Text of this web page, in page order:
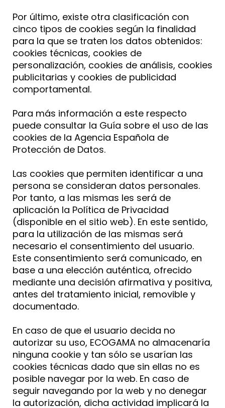
Por último, existe otra clasificación con
cinco tipos de cookies según la finalidad
para la que se traten los datos obtenidos:
cookies técnicas, cookies de
personalización, cookies de análisis, cookies
publicitarias y cookies de publicidad
comportamental.
Para más información a este respecto
puede consultar la Guía sobre el uso de las
cookies de la Agencia Española de
Protección de Datos.
Las cookies que permiten identificar a una
persona se consideran datos personales.
Por tanto, a las mismas les será de
aplicación la Política de Privacidad
(disponible en el sitio web). En este sentido,
para la utilización de las mismas será
necesario el consentimiento del usuario.
Este consentimiento será comunicado, en
base a una elección auténtica, ofrecido
mediante una decisión afirmativa y positiva,
antes del tratamiento inicial, removible y
documentado.
En caso de que el usuario decida no
autorizar su uso, ECOGAMA no almacenaría
ninguna cookie y tan sólo se usarían las
cookies técnicas dado que sin ellas no es
posible navegar por la web. En caso de
seguir navegando por la web y no denegar
la autorización, dicha actividad implicará la